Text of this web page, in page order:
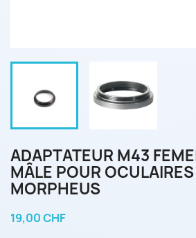
ADAPTATEUR M43
MÂLE POUR
MORPHEUS
19,00 CHF